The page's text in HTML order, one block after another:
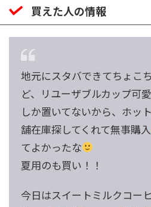
買えた人の情報
地元にスタバできてちょこ
ど、リユーザブルカップ可
しか置いてないから、ホッ
舗在庫探してくれて無事購入
てよかったな
夏用のも買い！！
今日はスイートミルクコー